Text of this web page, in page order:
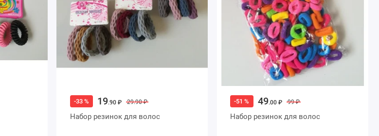
-33 % 19.90 ₽ 29.90 ₽
Набор резинок для волос
-51 % 49.00 ₽ 99 ₽
Набор резинок для волос